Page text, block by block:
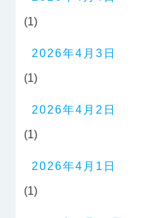
(1)
2026年4月3日
(1)
2026年4月2日
(1)
2026年4月1日
(1)